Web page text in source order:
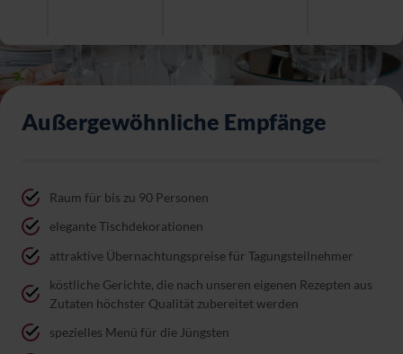
Außergewöhnliche Empfänge
Raum für bis zu 90 Personen
elegante Tischdekorationen
attraktive Übernachtungspreise für Tagungsteilnehmer
köstliche Gerichte, die nach unseren eigenen Rezepten aus
Zutaten höchster Qualität zubereitet werden
spezielles Menü für die Jüngsten